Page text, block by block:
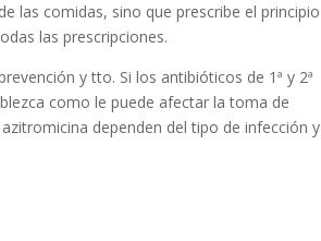
las comidas, sino que prescribe el principio
las prescripciones.
y tto. Si los antibióticos de 1ª y 2ª
como le puede afectar la toma de
dependen del tipo de infección y